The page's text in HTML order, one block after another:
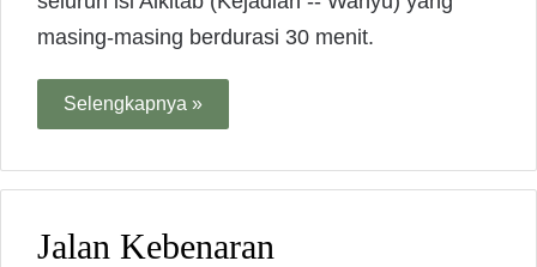
masing-masing berdurasi 30 menit.
Selengkapnya »
Jalan Kebenaran